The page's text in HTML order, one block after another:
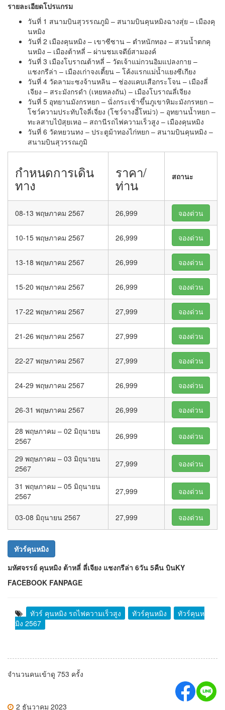
รายละเอียดโปรแกรม
วันที่ 1 สนามบินสุวรรณภูมิ – สนามบินคุนหมิงฉางสุ่ย – เมืองคุ
นหมิง
วันที่ 2 เมืองคุนหมิง – เขาซีซาน – ตำหนักทอง – สวนน้ำตกคุ
นหมิง – เมืองต้าหลี่ – ผ่านชมเจดีย์สามองค์
วันที่ 3 เมืองโบราณต้าหลี่ – วัดเจ้าแม่กวนอิมแปลงกาย –
แชงกรีล่า – เมืองเก่าจงเตี้ยน – โค้งแรกแม่น้ำแยงซีเกียง
วันที่ 4 วัดลามะซงจ้านหลิน – ช่องแคบเสือกระโจน – เมืองลี่
เจียง – สระมังกรดำ (เหยหลงถัน) – เมืองโบราณลี่เจียง
วันที่ 5 อุทยานมังกรหยก – นั่งกระเช้าขึ้นภูเขาหิมะมังกรหยก –
โชว์ความประทับใจลี่เจี่ยง (โชว์จางอี้โหม่ว) – อุทยานน้ำหยก –
ทะลสาบไป๋สุยเหอ – สถานีรถไฟความเร็วสูง – เมืองคุนหมิง
วันที่ 6 วัดหยวนทง – ประตูม้าทองไก่หยก – สนามบินคุนหมิง –
สนามบินสุวรรณภูมิ
กำหนดการเดิน
ทาง
ราคา/
ท่าน สถานะ
08-13 พฤษภาคม 2567 26,999 จองด่วน
10-15 พฤษภาคม 2567 26,999 จองด่วน
13-18 พฤษภาคม 2567 26,999 จองด่วน
15-20 พฤษภาคม 2567 26,999 จองด่วน
17-22 พฤษภาคม 2567 27,999 จองด่วน
21-26 พฤษภาคม 2567 27,999 จองด่วน
22-27 พฤษภาคม 2567 27,999 จองด่วน
24-29 พฤษภาคม 2567 26,999 จองด่วน
26-31 พฤษภาคม 2567 26,999 จองด่วน
28 พฤษภาคม – 02 มิถุนายน
2567
26,999 จองด่วน
29 พฤษภาคม – 03 มิถุนายน
2567
27,999 จองด่วน
31 พฤษภาคม – 05 มิถุนายน
2567
27,999 จองด่วน
03-08 มิถุนายน 2567 27,999 จองด่วน
ทัวร์คุนหมิง
มหัศจรรย์ คุนหมิง ต้าหลี่ ลี่เจียง แชงกรีล่า 6วัน 5คืน บินKY
FACEBOOK FANPAGE
ทัวร์ คุนหมิง รถไฟความเร็วสูง ทัวร์คุนหมิง
ทัวร์คุนห
มิง 2567
จำนวนคนเข้าดู 753 ครั้ง
2 ธันวาคม 2023